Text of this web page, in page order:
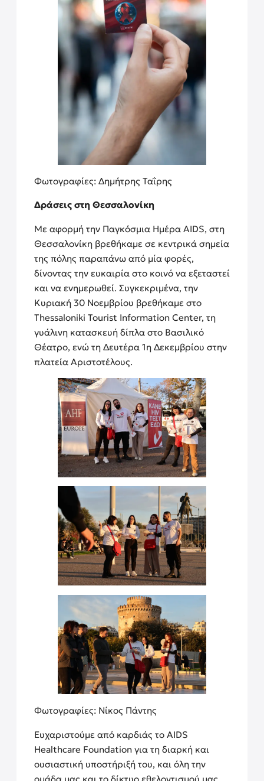
Φωτογραφίες: Δημήτρης Ταΐρης
Δράσεις στη Θεσσαλονίκη
Με αφορμή την Παγκόσμια Ημέρα AIDS, στη
Θεσσαλονίκη βρεθήκαμε σε κεντρικά σημεία
της πόλης παραπάνω από μία φορές,
δίνοντας την ευκαιρία στο κοινό να εξεταστεί
και να ενημερωθεί. Συγκεκριμένα, την
Κυριακή 30 Νοεμβρίου βρεθήκαμε στο
Thessaloniki Tourist Information Center, τη
γυάλινη κατασκευή δίπλα στο Βασιλικό
Θέατρο, ενώ τη Δευτέρα 1η Δεκεμβρίου στην
πλατεία Αριστοτέλους.
Φωτογραφίες: Νίκος Πάντης
Ευχαριστούμε από καρδιάς το AIDS
Healthcare Foundation για τη διαρκή και
ουσιαστική υποστήριξή του, και όλη την
ομάδα μας και το δίκτυο εθελοντισμού μας